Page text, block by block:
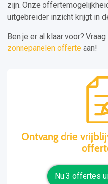
zijn. Onze
uitgebreider inzicht krijgt in
Ben je er al klaar voor?
zonnepanelen offerte aan!
Ontvang drie
Nu 3 offertes